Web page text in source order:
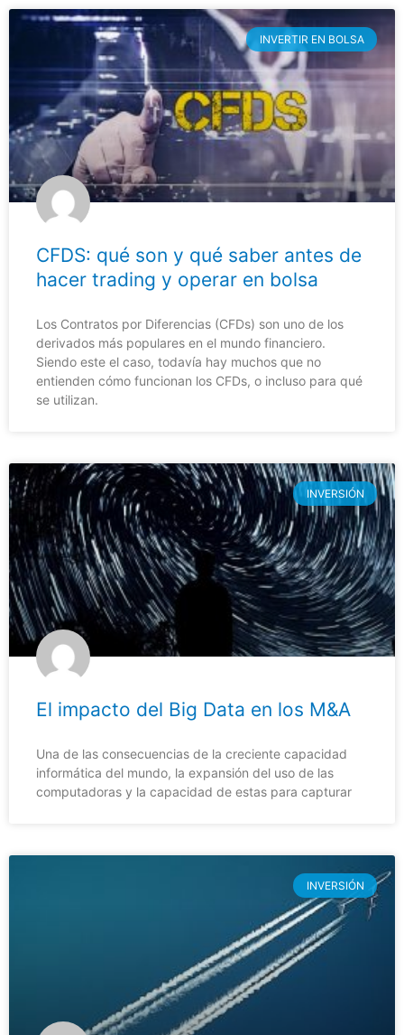
INVERTIR EN BOLSA
CFDS: qué son y qué saber antes de
hacer trading y operar en bolsa
Los Contratos por Diferencias (CFDs) son uno de los
derivados más populares en el mundo financiero.
Siendo este el caso, todavía hay muchos que no
entienden cómo funcionan los CFDs, o incluso para qué
se utilizan.
INVERSIÓN
El impacto del Big Data en los M&A
Una de las consecuencias de la creciente capacidad
informática del mundo, la expansión del uso de las
computadoras y la capacidad de estas para capturar
INVERSIÓN